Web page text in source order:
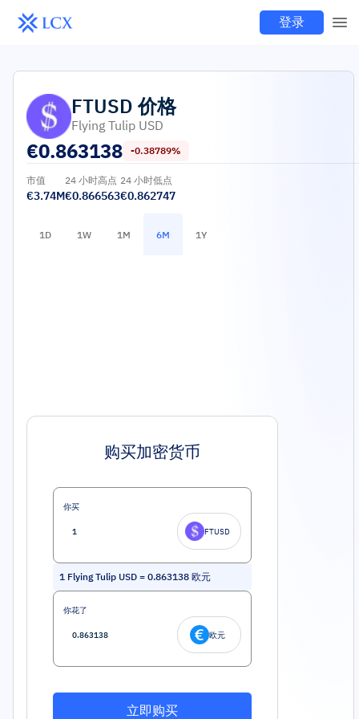
登录
FTUSD 价格
Flying Tulip USD
€0.863138 -0.38789%
市值
€3.74M
24 小时高点
€0.866563
24 小时低点
€0.862747
1D 1W 1M 6M 1Y
购买加密货币
你买
FTUSD
1 Flying Tulip USD = 0.863138 欧元
你花了
欧元
立即购买